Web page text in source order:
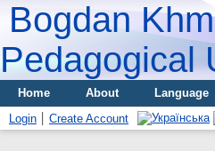
Bogdan
Pedagogical
Home About Language
Login
Create Account